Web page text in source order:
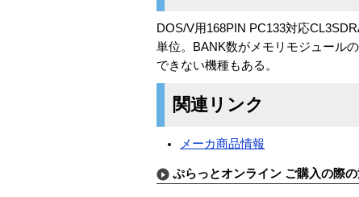
DOS/V用168PIN PC133対応
単位。BANK数がメモリモジュール
できない機種もある。
関連リンク
メーカ商品情報
ぷらっとオンライン ご購入の際